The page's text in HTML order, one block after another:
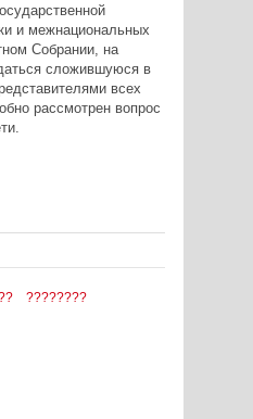
и межнациональных
Собрании, на
сложившуюся в
всех
рассмотрен вопрос
????????